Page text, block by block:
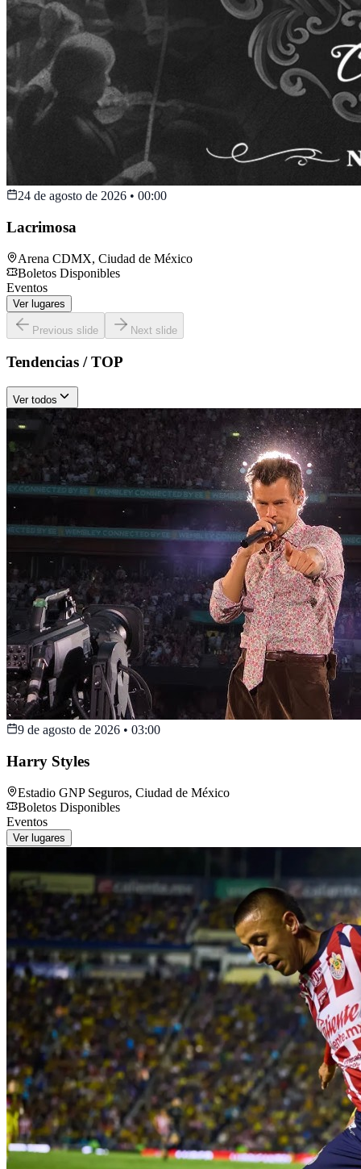
24 de agosto de 2026 • 00:00
Lacrimosa
Arena CDMX, Ciudad de México
Boletos Disponibles
Eventos
Ver lugares
Previous slide Next slide
Tendencias / TOP
Ver todos
9 de agosto de 2026 • 03:00
Harry Styles
Estadio GNP Seguros, Ciudad de México
Boletos Disponibles
Eventos
Ver lugares